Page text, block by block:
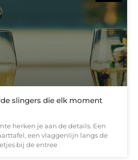
slingers die elk moment
herken je aan de details. Een
een vlaggenlijn langs de
bij de entree